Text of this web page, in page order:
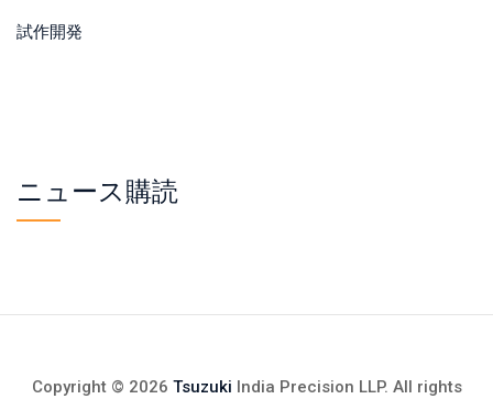
試作開発
ニュース購読
Copyright © 2026 Tsuzuki India Precision LLP. All rights